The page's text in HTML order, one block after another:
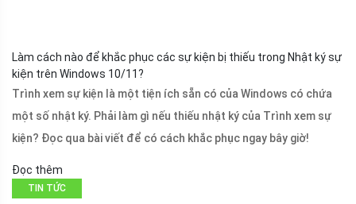
Làm cách nào để khắc phục các sự kiện bị thiếu trong Nhật ký sự
kiện trên Windows 10/11?
Trình xem sự kiện là một tiện ích sẵn có của Windows có chứa
một số nhật ký. Phải làm gì nếu thiếu nhật ký của Trình xem sự
kiện? Đọc qua bài viết để có cách khắc phục ngay bây giờ!
Đọc thêm
TIN TỨC